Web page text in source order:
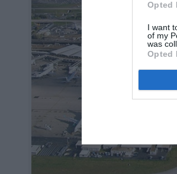
Opted
I want
of my
was
Opted